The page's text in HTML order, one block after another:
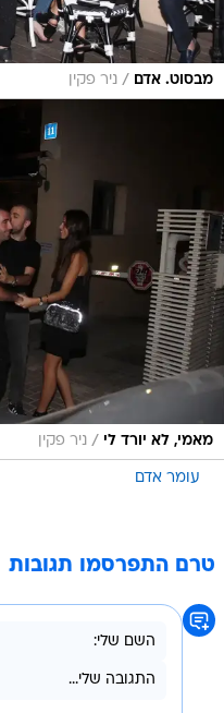
מבסוט. אדם / ניר פקין
מאמי, לא יורד לי / ניר פקין
עומר אדם
טרם התפרסמו תגובות